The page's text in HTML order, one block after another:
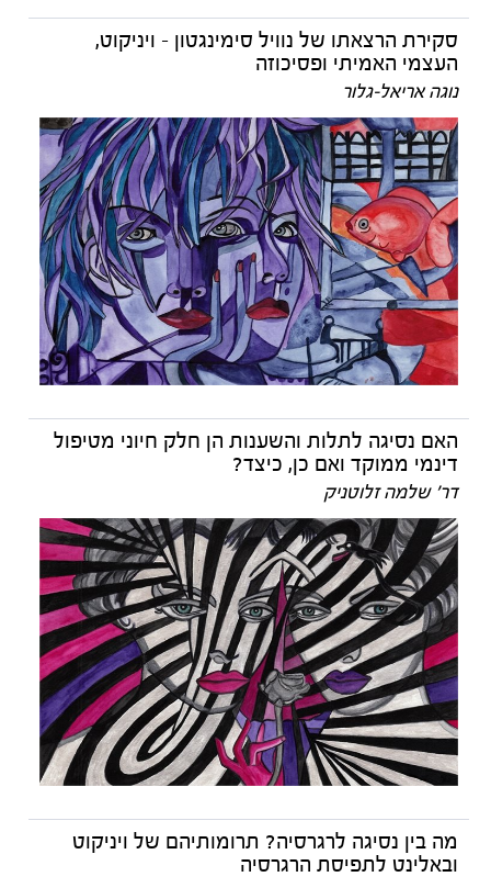
סקירת הרצאתו של נוויל סימינגטון - ויניקוט,
העצמי האמיתי ופסיכוזה
נוגה אריאל-גלור
האם נסיגה לתלות והשענות הן חלק חיוני מטיפול
דינמי ממוקד ואם כן, כיצד?
דר' שלמה זלוטניק
מה בין נסיגה לרגרסיה? תרומותיהם של ויניקוט
ובאלינט לתפיסת הרגרסיה